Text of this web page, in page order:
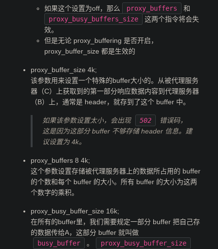
如果这个设置为off，那么 proxy_buffers
和
proxy_busy_buffers_size
这两个指令将会失
效。
但是无论 proxy_buffering 是否开启，
proxy_buffer_size 都是生效的
proxy_buffer_size 4k;
该参数用来设置一个特殊的buffer大小的。从被代理服务
器（C）上获取到的第一部分响应数据内容到代理服务器
（B）上，通常是 header，就存到了这个 buffer 中。
如果该参数设置太小，会出现 502
错误码，
这是因为这部分 buffer 不够存储 header 信息。建
议设置为 4k。
proxy_buffers 8 4k;
这个参数设置存储被代理服务器上的数据所占用的 buffer
的个数和每个 buffer 的大小。所有 buffer 的大小为这两
个数字的乘积。
proxy_busy_buffer_size 16k;
在所有的buffer里，我们需要规定一部分 buffer 把自己存
的数据传给A，这部分 buffer 就叫做
busy_buffer
。
proxy_busy_buffer_size